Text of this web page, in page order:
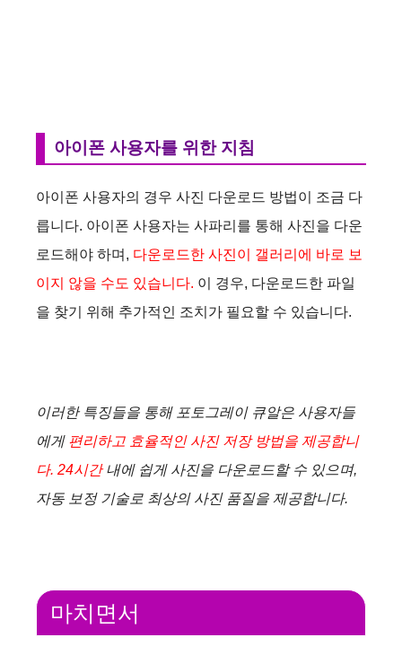
아이폰 사용자를 위한 지침
아이폰 사용자의 경우 사진 다운로드 방법이 조금 다
릅니다. 아이폰 사용자는 사파리를 통해 사진을 다운
로드해야 하며, 다운로드한 사진이 갤러리에 바로 보
이지 않을 수도 있습니다. 이 경우, 다운로드한 파일
을 찾기 위해 추가적인 조치가 필요할 수 있습니다.
이러한 특징들을 통해 포토그레이 큐알은 사용자들
에게 편리하고 효율적인 사진 저장 방법을 제공합니
다. 24시간내에 쉽게 사진을 다운로드할 수 있으며,
자동 보정 기술로 최상의 사진 품질을 제공합니다.
마치면서